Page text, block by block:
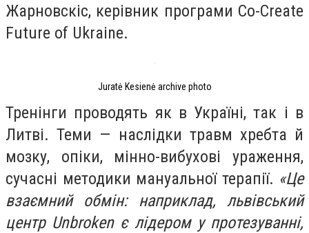
Жарновскіс, керівник програми Co-Create
Future of Ukraine.
Juratė Kesienė archive photo
Тренінги проводять як в Україні, так і в
Литві. Теми — наслідки травм хребта й
мозку, опіки, мінно-вибухові ураження,
сучасні методики мануальної терапії. «Це
взаємний обмін: наприклад, львівський
центр Unbroken є лідером у протезуванні,